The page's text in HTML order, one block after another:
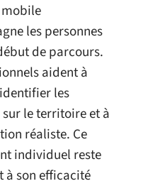
les personnes
de parcours.
aident à
les
le territoire et à
réaliste. Ce
individuel reste
son efficacité